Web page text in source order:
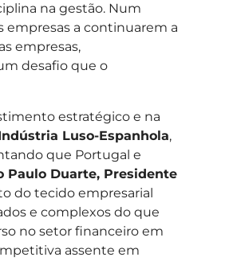
na gestão. Num
empresas a continuarem a
empresas,
desafio que o
estratégico e na
Luso-Espanhola,
que Portugal e
Paulo Duarte, Presidente
do tecido empresarial
e complexos do que
no setor financeiro em
assente em